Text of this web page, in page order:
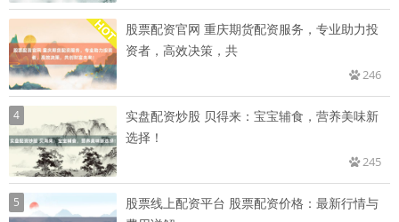
股票配资官网 重庆期货配资服务，专业助力投
资者，高效决策，共
246
4
实盘配资炒股 贝得来：宝宝辅食，营养美味新
选择！
245
5
股票线上配资平台 股票配资价格：最新行情与